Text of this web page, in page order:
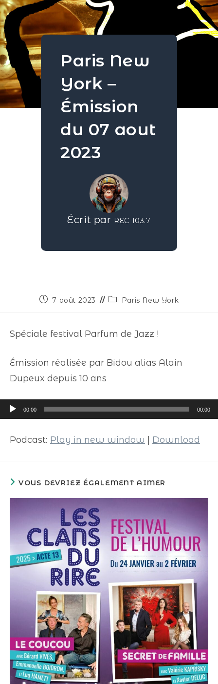
Paris New
York –
Émission
du 07 aout
2023
Écrit par REC 103.7
7 août 2023 Paris New York
Spéciale festival Parfum de Jazz !
Émission réalisée par Bidou alias Alain
Dupeux depuis 10 ans
Lecteur
audio
00:00 00:00
Podcast: Play in new window Download
VOUS DEVRIEZ ÉGALEMENT AIMER